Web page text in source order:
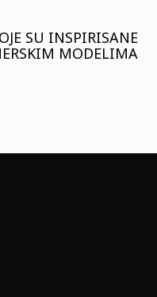
SU INSPIRISANE
MODELIMA